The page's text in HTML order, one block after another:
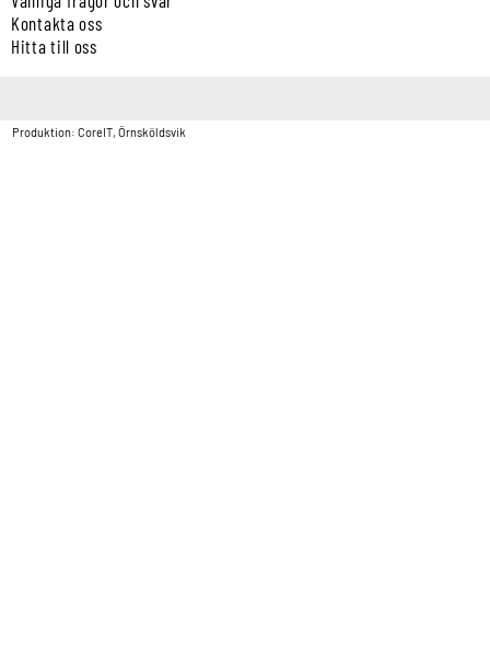
Kontakta oss
Hitta till oss
Produktion: CoreIT, Örnsköldsvik